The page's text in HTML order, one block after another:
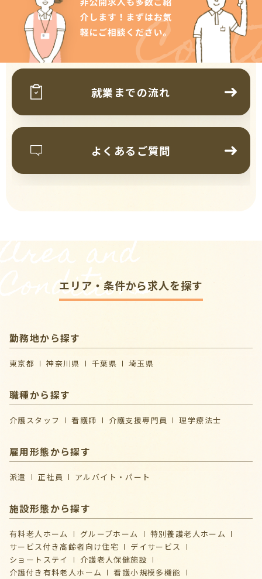
就業までの流れ
よくあるご質問
Area and
Conditions
エリア・条件から求人を探す
勤務地から探す
東京都 神奈川県 千葉県 埼玉県
職種から探す
介護スタッフ 看護師 介護支援専門員 理学療法士
雇用形態から探す
派遣 正社員 アルバイト・パート
施設形態から探す
有料老人ホーム グループホーム
特別養護老人ホーム
サービス付き高齢者向け住宅
デイサービス
ショートステイ
介護⽼⼈保健施設
介護付き有料老人ホーム
看護小規模多機能